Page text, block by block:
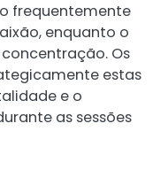
frequentemente
enquanto o
Os
estas
e o
as sessões